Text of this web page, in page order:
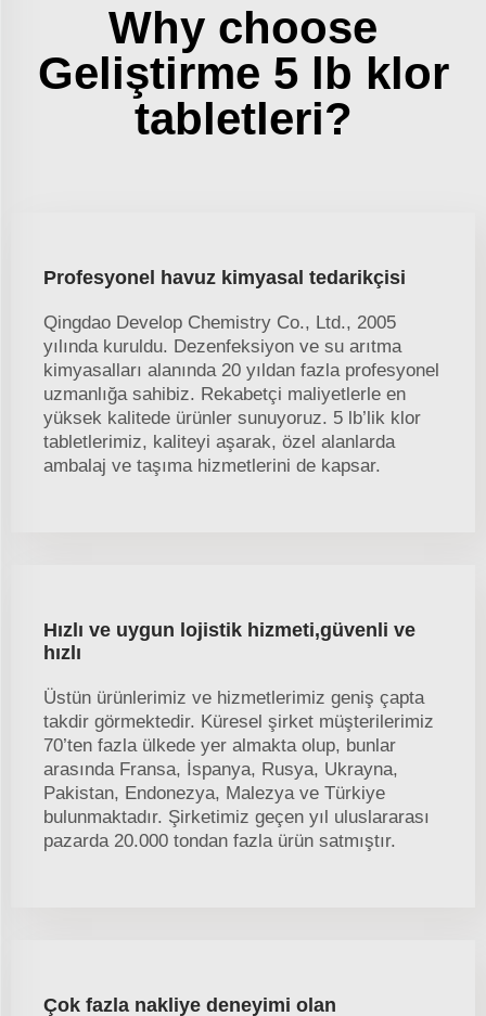
Why choose
Geliştirme 5 lb klor
tabletleri?
Profesyonel havuz kimyasal tedarikçisi
Qingdao Develop Chemistry Co., Ltd., 2005
yılında kuruldu. Dezenfeksiyon ve su arıtma
kimyasalları alanında 20 yıldan fazla profesyonel
uzmanlığa sahibiz. Rekabetçi maliyetlerle en
yüksek kalitede ürünler sunuyoruz. 5 lb’lik klor
tabletlerimiz, kaliteyi aşarak, özel alanlarda
ambalaj ve taşıma hizmetlerini de kapsar.
Hızlı ve uygun lojistik hizmeti,güvenli ve
hızlı
Üstün ürünlerimiz ve hizmetlerimiz geniş çapta
takdir görmektedir. Küresel şirket müşterilerimiz
70’ten fazla ülkede yer almakta olup, bunlar
arasında Fransa, İspanya, Rusya, Ukrayna,
Pakistan, Endonezya, Malezya ve Türkiye
bulunmaktadır. Şirketimiz geçen yıl uluslararası
pazarda 20.000 tondan fazla ürün satmıştır.
Çok fazla nakliye deneyimi olan